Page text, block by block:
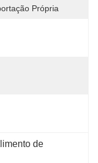
Própria
de